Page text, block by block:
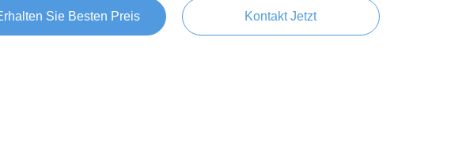
Sie Besten Preis Kontakt Jetzt